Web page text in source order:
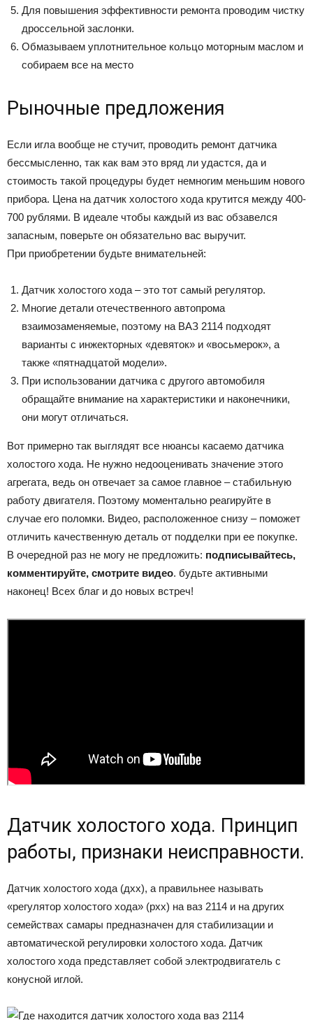
Для повышения эффективности ремонта проводим чистку
дроссельной заслонки.
Обмазываем уплотнительное кольцо моторным маслом и
собираем все на место
Рыночные предложения
Если игла вообще не стучит, проводить ремонт датчика
бессмысленно, так как вам это вряд ли удастся, да и
стоимость такой процедуры будет немногим меньшим нового
прибора. Цена на датчик холостого хода крутится между 400-
700 рублями. В идеале чтобы каждый из вас обзавелся
запасным, поверьте он обязательно вас выручит.
При приобретении будьте внимательней:
Датчик холостого хода – это тот самый регулятор.
Многие детали отечественного автопрома
взаимозаменяемые, поэтому на ВАЗ 2114 подходят
варианты с инжекторных «девяток» и «восьмерок», а
также «пятнадцатой модели».
При использовании датчика с другого автомобиля
обращайте внимание на характеристики и наконечники,
они могут отличаться.
Вот примерно так выглядят все нюансы касаемо датчика
холостого хода. Не нужно недооценивать значение этого
агрегата, ведь он отвечает за самое главное – стабильную
работу двигателя. Поэтому моментально реагируйте в
случае его поломки. Видео, расположенное снизу – поможет
отличить качественную деталь от подделки при ее покупке.
В очередной раз не могу не предложить: подписывайтесь,
комментируйте, смотрите видео. будьте активными
наконец! Всех благ и до новых встреч!
Датчик холостого хода. Принцип
работы, признаки неисправности.
Датчик холостого хода (дхх), а правильнее называть
«регулятор холостого хода» (рхх) на ваз 2114 и на других
семействах самары предназначен для стабилизации и
автоматической регулировки холостого хода. Датчик
холостого хода представляет собой электродвигатель с
конусной иглой.